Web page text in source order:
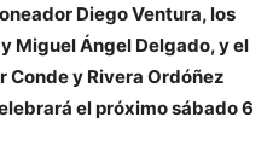
Diego Ventura, los
Miguel Ángel Delgado, y el
Conde y Rivera Ordóñez
el próximo sábado 6